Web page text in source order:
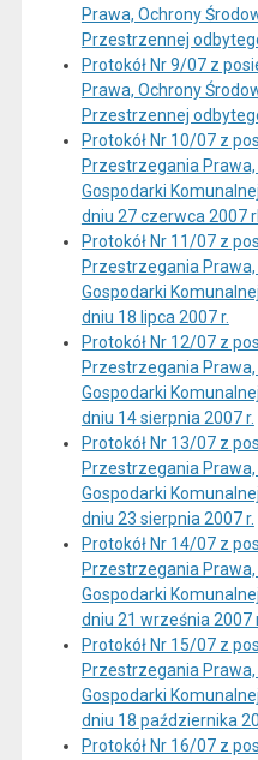
Prawa, Ochrony
Przestrzennej
Protokół Nr 9/07 z
Prawa, Ochrony
Przestrzennej
Protokół Nr 10/07 z
Przestrzegania
Gospodarki
dniu 27 czerwca 2007
Protokół Nr 11/07 z
Przestrzegania
Gospodarki
dniu 18 lipca 2007 r.
Protokół Nr 12/07 z
Przestrzegania
Gospodarki
dniu 14 sierpnia 2007 r.
Protokół Nr 13/07 z
Przestrzegania
Gospodarki
dniu 23 sierpnia 2007 r.
Protokół Nr 14/07 z
Przestrzegania
Gospodarki
dniu 21 września 2007
Protokół Nr 15/07 z
Przestrzegania
Gospodarki
dniu 18 października
Protokół Nr 16/07 z